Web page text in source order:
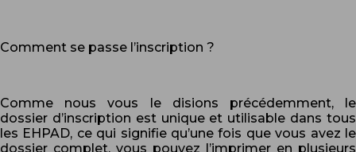
Comment se passe l’inscription ?
Comme nous vous le disions précédemment, le
dossier d’inscription est unique et utilisable dans tous
les EHPAD, ce qui signifie qu’une fois que vous avez le
dossier complet, vous pouvez l’imprimer en plusieurs